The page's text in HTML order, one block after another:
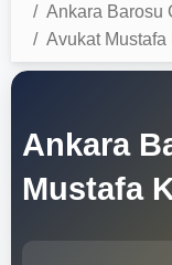
Ankara Barosu
Avukat Mustafa
Ankara
Mustafa